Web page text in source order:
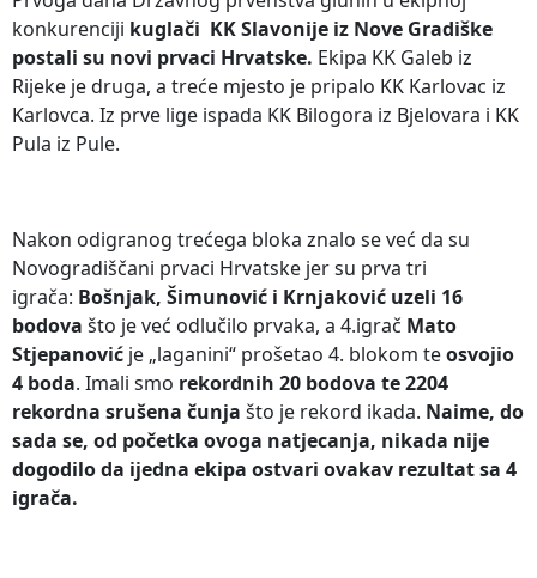
konkurenciji kuglači KK Slavonije iz Nove Gradiške
postali su novi prvaci Hrvatske. Ekipa KK Galeb iz
Rijeke je druga, a treće mjesto je pripalo KK Karlovac iz
Karlovca. Iz prve lige ispada KK Bilogora iz Bjelovara i KK
Pula iz Pule.
Nakon odigranog trećega bloka znalo se već da su
Novogradiščani prvaci Hrvatske jer su prva tri
igrača: Bošnjak, Šimunović i Krnjaković uzeli 16
bodova što je već odlučilo prvaka, a 4.igrač Mato
Stjepanović je „laganini“ prošetao 4. blokom teosvojio
4 boda. Imali smo rekordnih 20 bodova te 2204
rekordna srušena čunja što je rekord ikada. Naime, do
sada se, od početka ovoga natjecanja, nikada nije
dogodilo da ijedna ekipa ostvari ovakav rezultat sa 4
igrača.